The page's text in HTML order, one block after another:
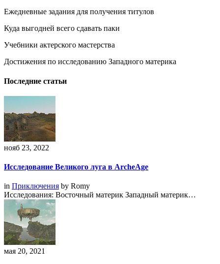
Ежедневные задания для получения титулов
Куда выгодней всего сдавать паки
Учебники актерского мастерства
Достижения по исследованию Западного материка
Последние статьи
нояб 23, 2022
Исследование Великого луга в ArcheAge
in Приключения by Romy
Исследования: Восточный материк Западный материк…
мая 20, 2021